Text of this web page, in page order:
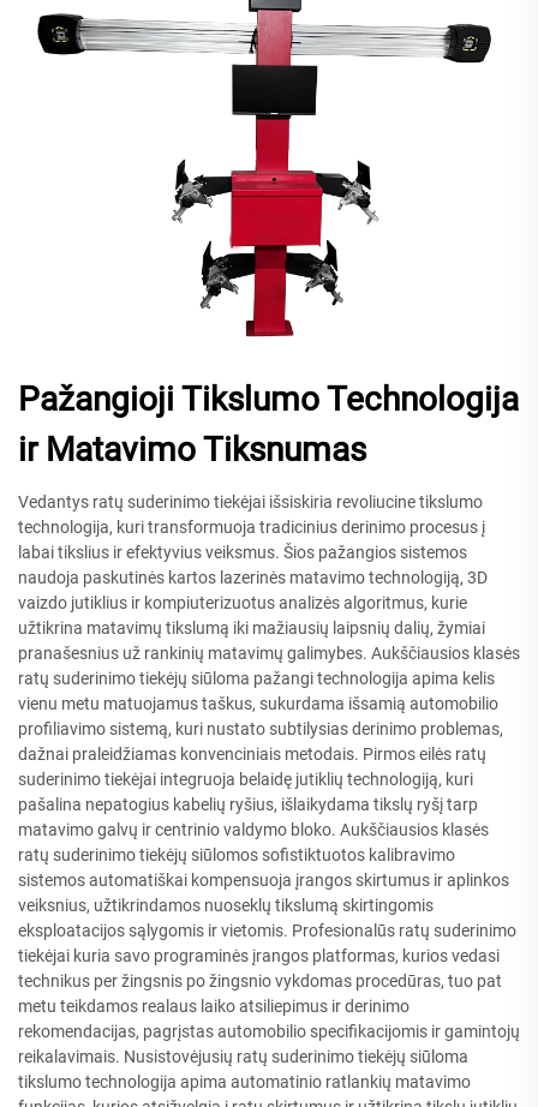
Pažangioji Tikslumo Technologija
ir Matavimo Tiksnumas
Vedantys ratų suderinimo tiekėjai išsiskiria revoliucine tikslumo
technologija, kuri transformuoja tradicinius derinimo procesus į
labai tikslius ir efektyvius veiksmus. Šios pažangios sistemos
naudoja paskutinės kartos lazerinės matavimo technologiją, 3D
vaizdo jutiklius ir kompiuterizuotus analizės algoritmus, kurie
užtikrina matavimų tikslumą iki mažiausių laipsnių dalių, žymiai
pranašesnius už rankinių matavimų galimybes. Aukščiausios klasės
ratų suderinimo tiekėjų siūloma pažangi technologija apima kelis
vienu metu matuojamus taškus, sukurdama išsamią automobilio
profiliavimo sistemą, kuri nustato subtilysias derinimo problemas,
dažnai praleidžiamas konvenciniais metodais. Pirmos eilės ratų
suderinimo tiekėjai integruoja belaidę jutiklių technologiją, kuri
pašalina nepatogius kabelių ryšius, išlaikydama tikslų ryšį tarp
matavimo galvų ir centrinio valdymo bloko. Aukščiausios klasės
ratų suderinimo tiekėjų siūlomos sofistiktuotos kalibravimo
sistemos automatiškai kompensuoja įrangos skirtumus ir aplinkos
veiksnius, užtikrindamos nuoseklų tikslumą skirtingomis
eksploatacijos sąlygomis ir vietomis. Profesionalūs ratų suderinimo
tiekėjai kuria savo programinės įrangos platformas, kurios vedasi
technikus per žingsnis po žingsnio vykdomas procedūras, tuo pat
metu teikdamos realaus laiko atsiliepimus ir derinimo
rekomendacijas, pagrįstas automobilio specifikacijomis ir gamintojų
reikalavimais. Nusistovėjusių ratų suderinimo tiekėjų siūloma
tikslumo technologija apima automatinio ratlankių matavimo